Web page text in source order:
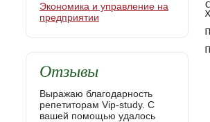
Экономика и управление на
предприятии
Отзывы
Выражаю благодарность
репетиторам Vip-study. С
вашей помощью удалось